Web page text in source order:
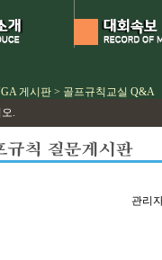
.
게시판 > 골프규칙교실 Q&A
관리